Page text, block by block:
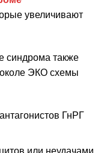
увеличивают
синдрома также
ЭКО схемы
ГнРГ